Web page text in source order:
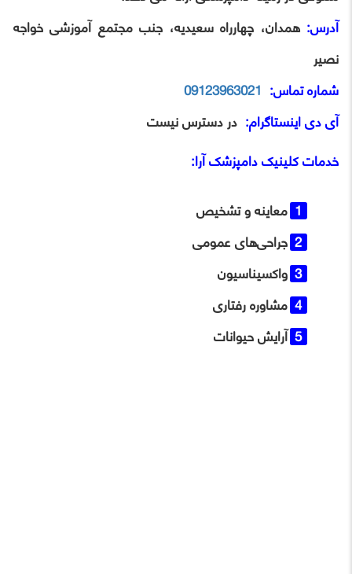
آدرس: همدان، چهارراه سعیدیه، جنب مجتمع آموزشی خواجه
نصیر
شماره تماس: 09123963021
آی‌ دی اینستاگرام: در دسترس نیست
خدماتکلینیک دامپزشک آرا:
معاینه و تشخیص
جراحی‌های عمومی
واکسیناسیون
مشاوره رفتاری
آرایش حیوانات